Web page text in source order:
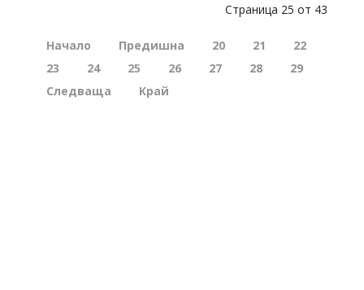
Страница 25 от 43
Начало Предишна 20 21
22
23
24 25 26 27 28
29
Следваща
Край